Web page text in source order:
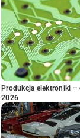
Produkcja elektroniki –
2026